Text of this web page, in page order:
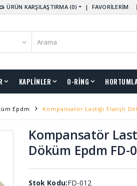
ÜRÜN KARŞILAŞTIRMA (0) | FAVORİLERİM
KAPLİNLER O-RİNG
Epdm Kompansatör Lastiği Flanşlı
Kompansatör
Döküm Epdm FD-
Stok Kodu:FD-012